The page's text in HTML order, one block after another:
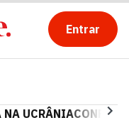
Entrar
NA UCRÂNIA